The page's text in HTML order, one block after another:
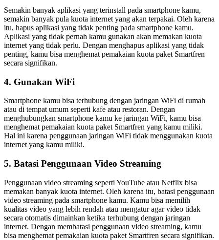
Semakin banyak aplikasi yang terinstall pada smartphone kamu,
semakin banyak pula kuota internet yang akan terpakai. Oleh karena
itu, hapus aplikasi yang tidak penting pada smartphone kamu.
Aplikasi yang tidak pernah kamu gunakan akan memakan kuota
internet yang tidak perlu. Dengan menghapus aplikasi yang tidak
penting, kamu bisa menghemat pemakaian kuota paket Smartfren
secara signifikan.
4. Gunakan WiFi
Smartphone kamu bisa terhubung dengan jaringan WiFi di rumah
atau di tempat umum seperti kafe atau restoran. Dengan
menghubungkan smartphone kamu ke jaringan WiFi, kamu bisa
menghemat pemakaian kuota paket Smartfren yang kamu miliki.
Hal ini karena penggunaan jaringan WiFi tidak menggunakan kuota
internet yang kamu miliki.
5. Batasi Penggunaan Video Streaming
Penggunaan video streaming seperti YouTube atau Netflix bisa
memakan banyak kuota internet. Oleh karena itu, batasi penggunaan
video streaming pada smartphone kamu. Kamu bisa memilih
kualitas video yang lebih rendah atau mengatur agar video tidak
secara otomatis dimainkan ketika terhubung dengan jaringan
internet. Dengan membatasi penggunaan video streaming, kamu
bisa menghemat pemakaian kuota paket Smartfren secara signifikan.